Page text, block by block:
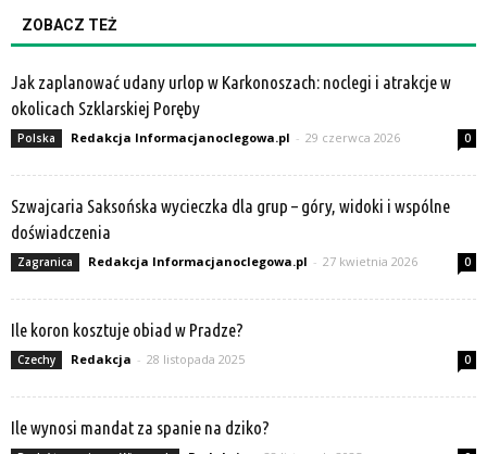
ZOBACZ TEŻ
Jak zaplanować udany urlop w Karkonoszach: noclegi i atrakcje w
okolicach Szklarskiej Poręby
Polska Redakcja Informacjanoclegowa.pl - 29 czerwca 2026 0
Szwajcaria Saksońska wycieczka dla grup – góry, widoki i wspólne
doświadczenia
Zagranica Redakcja Informacjanoclegowa.pl - 27 kwietnia 2026 0
Ile koron kosztuje obiad w Pradze?
Czechy Redakcja - 28 listopada 2025 0
Ile wynosi mandat za spanie na dziko?